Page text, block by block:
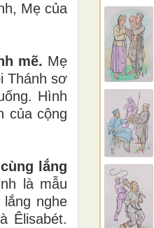
Mẹ của
mẽ. Mẹ
Thánh sơ
Hình
của cộng
lắng
là mẫu
nghe
Êlisabét.